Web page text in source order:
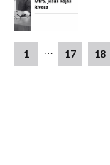
1 … 17 18